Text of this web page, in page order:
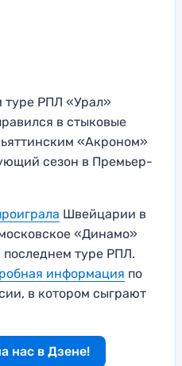
туре РПЛ «Урал»
в стыковые
«Акроном»
сезон в Премьер-
Швейцарии в
«Динамо»
последнем туре РПЛ.
информация по
в котором сыграют
нас в Дзене!